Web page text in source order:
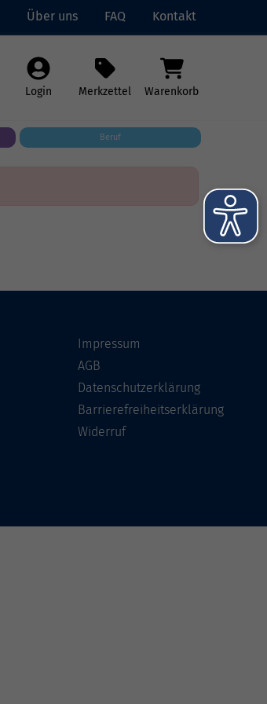
Über uns FAQ Kontakt
Login Merkzettel Warenkorb
Beruf
Impressum
AGB
Datenschutzerklärung
Barrierefreiheitserklärung
Widerruf